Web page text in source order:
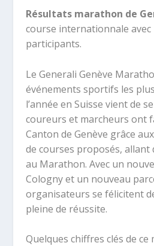
Résultats marathon de
course internationnale avec
participants.
Le Generali Genève
événements sportifs les
l’année en Suisse vient de
coureurs et marcheurs ont
Canton de Genève grâce
de courses proposés, allant
au Marathon. Avec un
Cologny et un nouveau
organisateurs se félicitent
pleine de réussite.
Quelques chiffres clés de ce